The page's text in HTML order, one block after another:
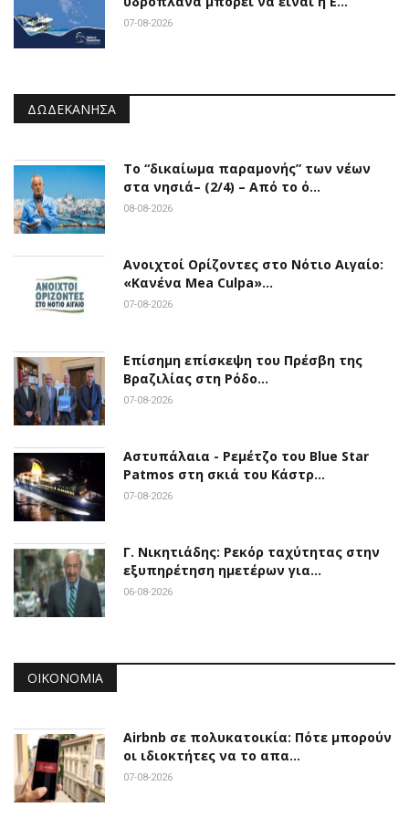
07-08-2026
ΔΩΔΕΚΆΝΗΣΑ
Το “δικαίωμα παραμονής” των νέων
στα νησιά– (2/4) – Από το ό…
08-08-2026
Ανοιχτοί Ορίζοντες στο Νότιο Αιγαίο:
«Κανένα Mea Culpa»…
07-08-2026
Επίσημη επίσκεψη του Πρέσβη της
Βραζιλίας στη Ρόδο…
07-08-2026
Αστυπάλαια - Ρεμέτζο του Blue Star
Patmos στη σκιά του Κάστρ…
07-08-2026
Γ. Νικητιάδης: Ρεκόρ ταχύτητας στην
εξυπηρέτηση ημετέρων για…
06-08-2026
ΟΙΚΟΝΟΜΊΑ
Airbnb σε πολυκατοικία: Πότε μπορούν
οι ιδιοκτήτες να το απα…
07-08-2026